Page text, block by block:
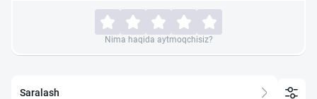
Nima haqida aytmoqchisiz?
Saralash